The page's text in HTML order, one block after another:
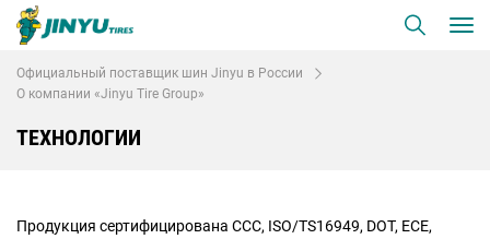
Официальный поставщик шин Jinyu в России
О компании «Jinyu Tire Group»
ТЕХНОЛОГИИ
Продукция сертифицирована CCC, ISO/TS16949, DOT, ECE,